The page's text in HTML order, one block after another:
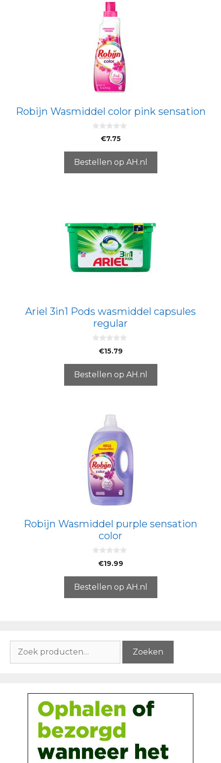
Robijn Wasmiddel color pink sensation
5
€7.75
Bestellen op AH.nl
Ariel 3in1 Pods wasmiddel capsules
regular
5
€15.79
Bestellen op AH.nl
Robijn Wasmiddel purple sensation
color
5
€19.99
Bestellen op AH.nl
naar:
Zoeken